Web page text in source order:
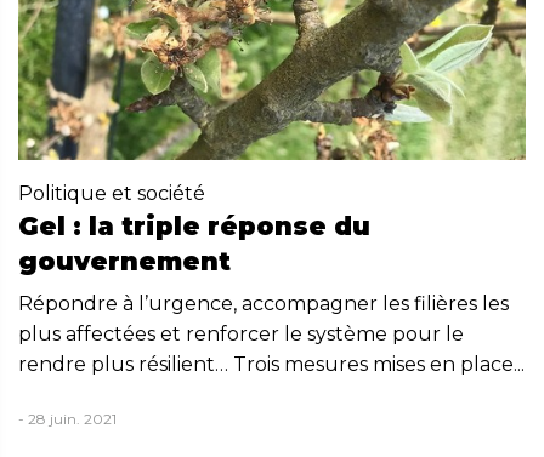
Politique et société
Gel : la triple réponse du
gouvernement
Répondre à l’urgence, accompagner les filières les
plus affectées et renforcer le système pour le
rendre plus résilient… Trois mesures mises en place...
- 28 juin. 2021